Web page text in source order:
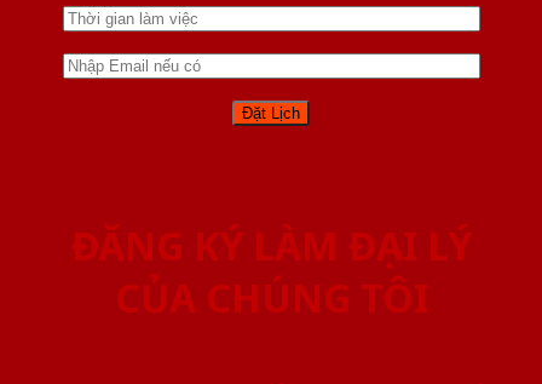
ĐĂNG KÝ LÀM ĐẠI LÝ
CỦA CHÚNG TÔI